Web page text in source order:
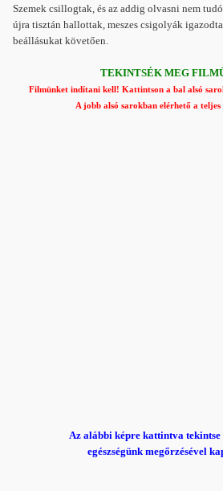
Szemek csillogtak, és az addig olvasni nem
újra tisztán hallottak, meszes csigolyák
beállásukat követően.
TEKINTSÉK MEG
Filmünket indítani kell! Kattintson a bal alsó
A jobb alsó sarokban elérhető a
Az alábbi képre kattintva
egészségünk megőrzésével